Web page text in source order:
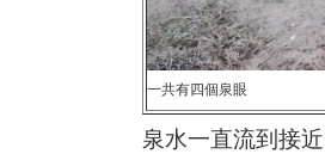
一共有四個泉眼
泉水一直流到接